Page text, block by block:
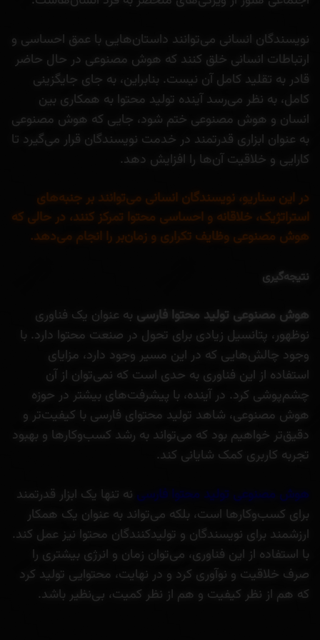
نویسندگان انسانی می‌توانند داستان‌هایی با عمق احساسی و
ارتباطات انسانی خلق کنند که هوش مصنوعی در حال حاضر
قادر به تقلید کامل آن نیست. بنابراین، به جای جایگزینی
کامل، به نظر می‌رسد آینده تولید محتوا به همکاری بین
انسان و هوش مصنوعی ختم شود، جایی که هوش مصنوعی
به عنوان ابزاری قدرتمند در خدمت نویسندگان قرار می‌گیرد تا
کارایی و خلاقیت آن‌ها را افزایش دهد.
در این سناریو، نویسندگان انسانی می‌توانند بر جنبه‌های
استراتژیک، خلاقانه و احساسی محتوا تمرکز کنند، در حالی که
هوش مصنوعی وظایف تکراری و زمان‌بر را انجام می‌دهد.
نتیجه‌گیری
هوش مصنوعی تولید محتوا فارسی به عنوان یک فناوری
نوظهور، پتانسیل زیادی برای تحول در صنعت محتوا دارد. با
وجود چالش‌هایی که در این مسیر وجود دارد، مزایای
استفاده از این فناوری به حدی است که نمی‌توان از آن
چشم‌پوشی کرد. در آینده، با پیشرفت‌های بیشتر در حوزه
هوش مصنوعی، شاهد تولید محتوای فارسی با کیفیت‌تر و
دقیق‌تر خواهیم بود که می‌تواند به رشد کسب‌وکارها و بهبود
تجربه کاربری کمک شایانی کند.
هوش مصنوعی تولید محتوا فارسی نه تنها یک ابزار قدرتمند
برای کسب‌وکارها است، بلکه می‌تواند به عنوان یک همکار
ارزشمند برای نویسندگان و تولیدکنندگان محتوا نیز عمل کند.
با استفاده از این فناوری، می‌توان زمان و انرژی بیشتری را
صرف خلاقیت و نوآوری کرد و در نهایت، محتوایی تولید کرد
که هم از نظر کیفیت و هم از نظر کمیت، بی‌نظیر باشد.